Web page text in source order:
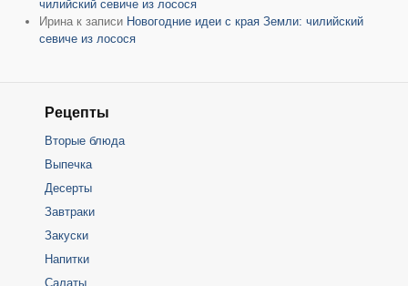
чилийский севиче из лосося
Ирина к записи Новогодние идеи с края Земли: чилийский
севиче из лосося
Рецепты
Вторые блюда
Выпечка
Десерты
Завтраки
Закуски
Напитки
Салаты